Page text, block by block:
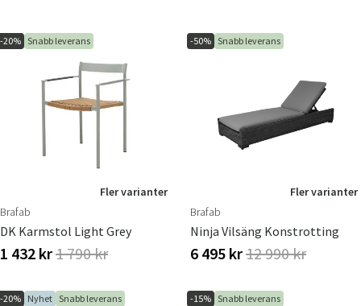
-20% Snabb leverans
Fler varianter
Brafab
DK Karmstol Light Grey
1 432 kr1 790 kr
-50% Snabb leverans
Fler varianter
Brafab
Ninja Vilsäng Konstrotting
6 495 kr12 990 kr
-20% Nyhet Snabb leverans -15% Snabb leverans